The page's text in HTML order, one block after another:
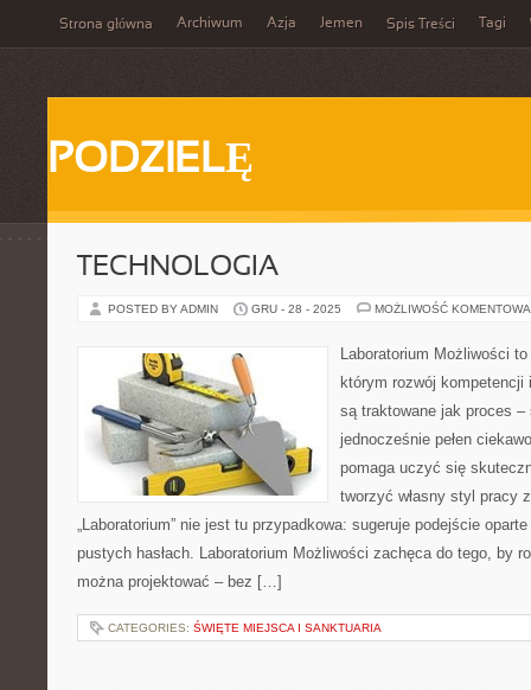
Strona główna Archiwum Azja Jemen Spis Treści Tagi
PODZIELĘ
TECHNOLOGIA
POSTED BY ADMIN GRU - 28 - 2025 MOŻLIWOŚĆ
Laboratorium Możliwości
którym rozwój
są traktowane jak proces
jednocześnie pełen
pomaga uczyć się
tworzyć własny styl pracy
„Laboratorium” nie jest tu przypadkowa: sugeruje podejście
pustych hasłach. Laboratorium Możliwości zachęca do tego, by
można projektować – bez […]
CATEGORIES: ŚWIĘTE MIEJSCA I SANKTUARIA